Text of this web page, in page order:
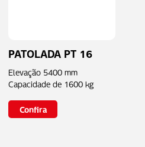
PATOLADA PT 16
Elevação 5400 mm
Capacidade de 1600 kg
Confira